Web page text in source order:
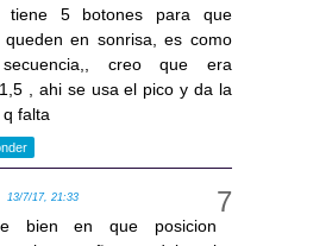
tiene 5 botones para que
queden en sonrisa, es como
creo que era
, ahi se usa el pico y da la
falta
13/7/17, 21:33
bien en que posicion